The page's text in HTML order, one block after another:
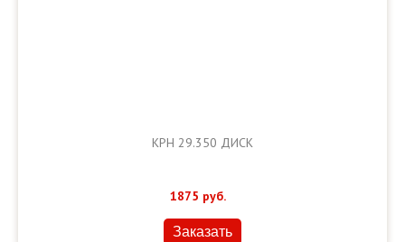
КРН 29.350 ДИСК
1875 руб.
Заказать